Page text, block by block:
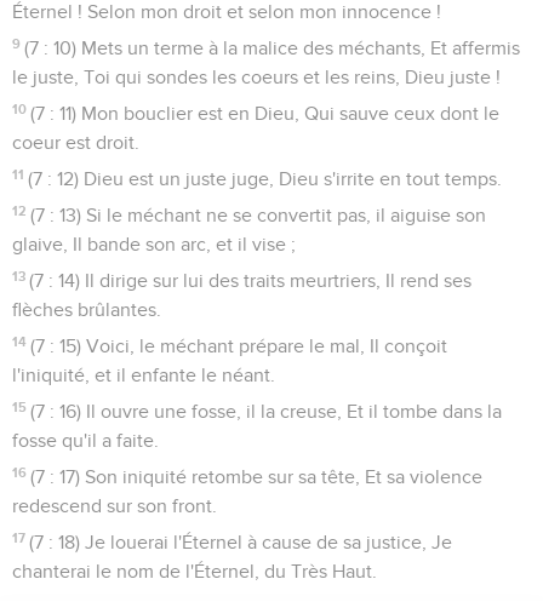
Éternel ! Selon mon droit et selon mon innocence !
9 (7 : 10) Mets un terme à la malice des méchants, Et affermis
le juste, Toi qui sondes les coeurs et les reins, Dieu juste !
10 (7 : 11) Mon bouclier est en Dieu, Qui sauve ceux dont le
coeur est droit.
11 (7 : 12) Dieu est un juste juge, Dieu s'irrite en tout temps.
12 (7 : 13) Si le méchant ne se convertit pas, il aiguise son
glaive, Il bande son arc, et il vise ;
13 (7 : 14) Il dirige sur lui des traits meurtriers, Il rend ses
flèches brûlantes.
14 (7 : 15) Voici, le méchant prépare le mal, Il conçoit
l'iniquité, et il enfante le néant.
15 (7 : 16) Il ouvre une fosse, il la creuse, Et il tombe dans la
fosse qu'il a faite.
16 (7 : 17) Son iniquité retombe sur sa tête, Et sa violence
redescend sur son front.
17 (7 : 18) Je louerai l'Éternel à cause de sa justice, Je
chanterai le nom de l'Éternel, du Très Haut.